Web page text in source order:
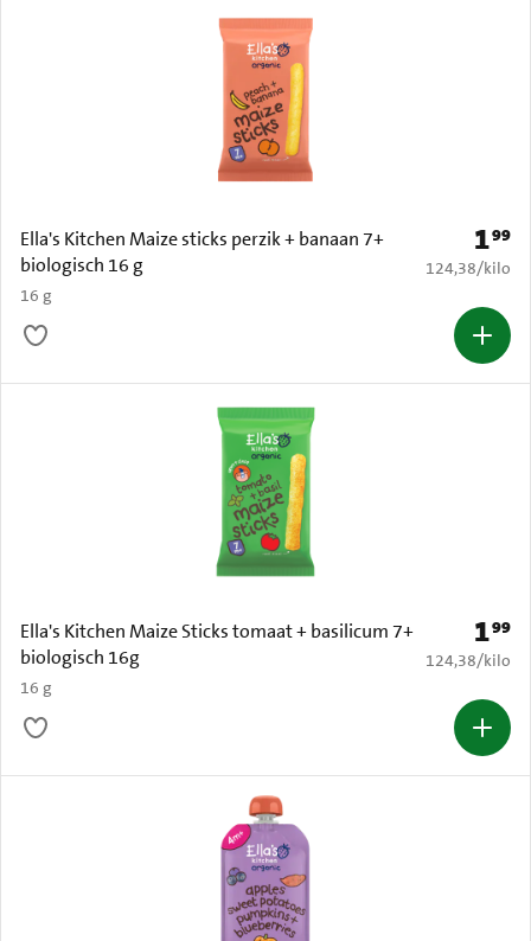
Ella's Kitchen Maize sticks perzik + banaan 7+
biologisch 16 g
16 g
Prijs:
199
€ 124,38 per
124,38/kilo
Ella's Kitchen Maize Sticks tomaat + basilicum 7+
biologisch 16g
16 g
Prijs:
199
€ 124,38 per
124,38/kilo